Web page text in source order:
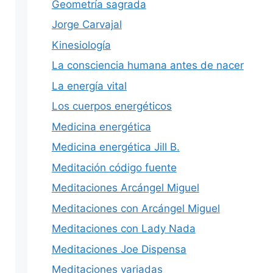
Geometría sagrada
Jorge Carvajal
Kinesiología
La consciencia humana antes de nacer
La energía vital
Los cuerpos energéticos
Medicina energética
Medicina energética Jill B.
Meditación código fuente
Meditaciones Arcángel Miguel
Meditaciones con Arcángel Miguel
Meditaciones con Lady Nada
Meditaciones Joe Dispensa
Meditaciones variadas